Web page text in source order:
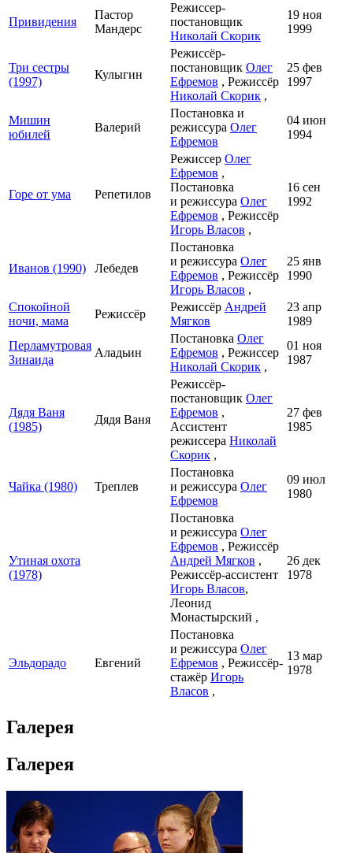
Привидения
Пастор
Мандерс
Режиссер-
постановщик
Николай Скорик
19 ноя
1999
Три сестры
(1997)
Кулыгин
Режиссёр-
постановщик Олег
Ефремов , Режиссёр
Николай Скорик ,
25 фев
1997
Мишин
юбилей
Валерий
Постановка и
режиссура Олег
Ефремов
04 июн
1994
Горе от ума Репетилов
Режиссер Олег
Ефремов ,
Постановка
и режиссура Олег
Ефремов , Режиссёр
Игорь Власов ,
16 сен
1992
Иванов (1990) Лебедев
Постановка
и режиссура Олег
Ефремов , Режиссёр
Игорь Власов ,
25 янв
1990
Спокойной
ночи, мама
Режиссёр
Режиссёр Андрей
Мягков
23 апр
1989
Перламутровая
Зинаида
Аладьин
Постановка Олег
Ефремов , Режиссер
Николай Скорик ,
01 ноя
1987
Дядя Ваня
(1985)
Дядя Ваня
Режиссёр-
постановщик Олег
Ефремов ,
Ассистент
режиссера Николай
Скорик ,
27 фев
1985
Чайка (1980) Треплев
Постановка
и режиссура Олег
Ефремов
09 июл
1980
Утиная охота
(1978)
Постановка
и режиссура Олег
Ефремов , Режиссёр
Андрей Мягков ,
Режиссёр-ассистент
Игорь Власов,
Леонид
Монастырский ,
26 дек
1978
Эльдорадо Евгений
Постановка
и режиссура Олег
Ефремов , Режиссёр-
стажёр Игорь
Власов ,
13 мар
1978
Галерея
Галерея